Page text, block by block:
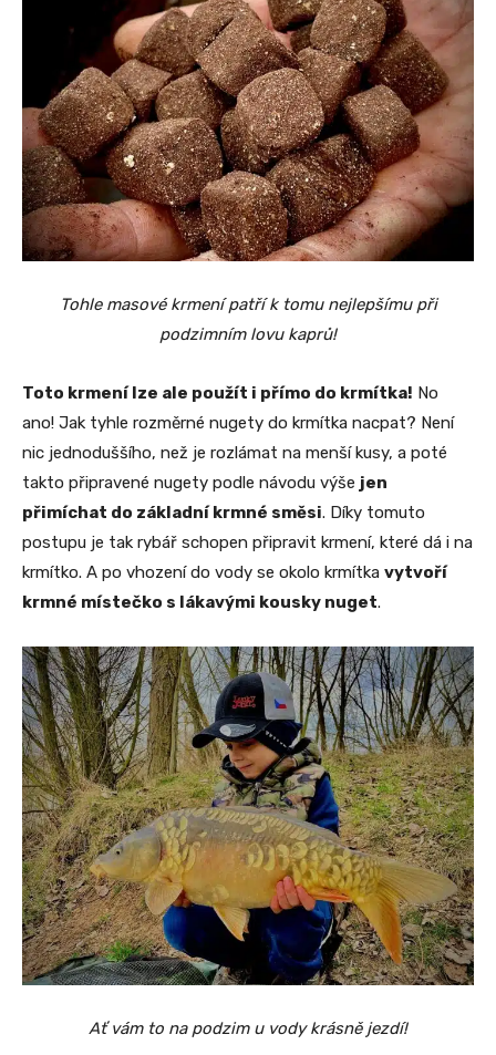
Tohle masové krmení patří k tomu nejlepšímu při
podzimním lovu kaprů!
Toto krmení lze ale použít i přímo do krmítka! No
ano! Jak tyhle rozměrné nugety do krmítka nacpat? Není
nic jednoduššího, než je rozlámat na menší kusy, a poté
takto připravené nugety podle návodu výše jen
přimíchat do základní krmné směsi. Díky tomuto
postupu je tak rybář schopen připravit krmení, které dá i na
krmítko. A po vhození do vody se okolo krmítka vytvoří
krmné místečko s lákavými kousky nuget.
Ať vám to na podzim u vody krásně jezdí!